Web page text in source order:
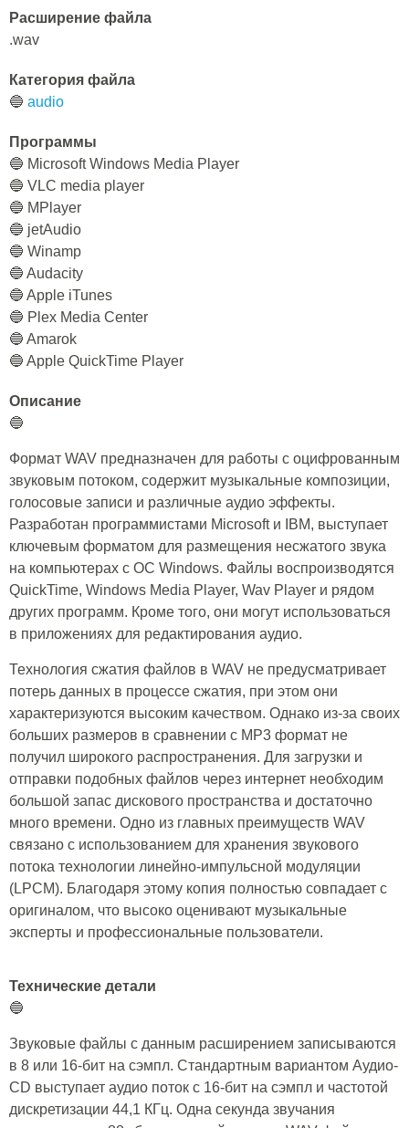
Расширение файла
.wav
Категория файла
🔵 audio
Программы
🔵 Microsoft Windows Media Player
🔵 VLC media player
🔵 MPlayer
🔵 jetAudio
🔵 Winamp
🔵 Audacity
🔵 Apple iTunes
🔵 Plex Media Center
🔵 Amarok
🔵 Apple QuickTime Player
Описание
🔵
Формат WAV предназначен для работы с оцифрованным
звуковым потоком, содержит музыкальные композиции,
голосовые записи и различные аудио эффекты.
Разработан программистами Microsoft и IBM, выступает
ключевым форматом для размещения несжатого звука
на компьютерах с ОС Windows. Файлы воспроизводятся
QuickTime, Windows Media Player, Wav Player и рядом
других программ. Кроме того, они могут использоваться
в приложениях для редактирования аудио.
Технология сжатия файлов в WAV не предусматривает
потерь данных в процессе сжатия, при этом они
характеризуются высоким качеством. Однако из-за своих
больших размеров в сравнении с MP3 формат не
получил широкого распространения. Для загрузки и
отправки подобных файлов через интернет необходим
большой запас дискового пространства и достаточно
много времени. Одно из главных преимуществ WAV
связано с использованием для хранения звукового
потока технологии линейно-импульсной модуляции
(LPCM). Благодаря этому копия полностью совпадает с
оригиналом, что высоко оценивают музыкальные
эксперты и профессиональные пользователи.
Технические детали
🔵
Звуковые файлы с данным расширением записываются
в 8 или 16-бит на сэмпл. Стандартным вариантом Аудио-
CD выступает аудио поток с 16-бит на сэмпл и частотой
дискретизации 44,1 КГц. Одна секунда звучания